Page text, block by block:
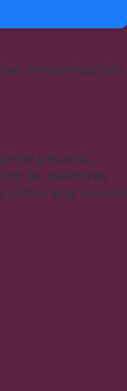
comunicações
pessoal,
as melhores
justos aos nossos